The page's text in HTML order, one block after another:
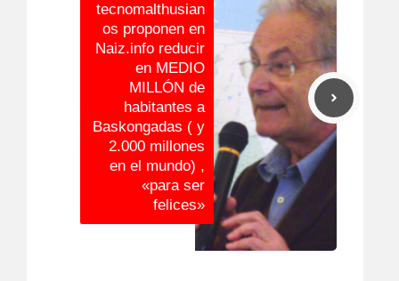
tecnomalthusian
os proponen en
Naiz.info reducir
en MEDIO
MILLÓN de
habitantes a
Baskongadas ( y
2.000 millones
en el mundo) ,
«para ser
felices»